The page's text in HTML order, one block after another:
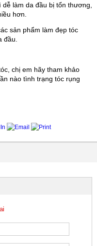
làm da đầu bị tổn thương,
hơn.
sản phẩm làm đẹp tóc
đầu.
chị em hãy tham khảo
nào tình trạng tóc rụng